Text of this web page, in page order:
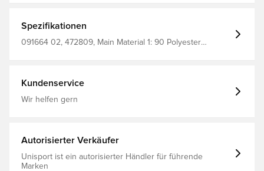
Spezifikationen
091664 02, 472809, Main Material 1: 90 Polyester
Recycled, 5 Pumain Material 4: 90 Polyester Recycled, 10
Rucksack
Kundenservice
Wir helfen gern
Autorisierter Verkäufer
Unisport ist ein autorisierter Händler für führende
Marken